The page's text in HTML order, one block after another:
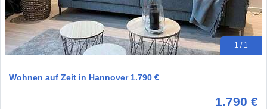
1 / 1
Wohnen auf Zeit in Hannover 1.790 €
1.790 €